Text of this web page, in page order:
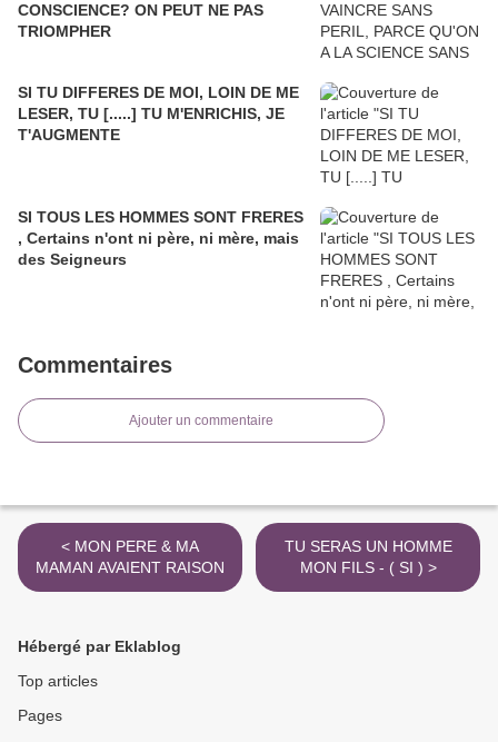
CONSCIENCE? ON PEUT NE PAS
TRIOMPHER
SI TU DIFFERES DE MOI, LOIN DE ME
LESER, TU [.....] TU M'ENRICHIS, JE
T'AUGMENTE
SI TOUS LES HOMMES SONT FRERES
, Certains n'ont ni père, ni mère, mais
des Seigneurs
Commentaires
Ajouter un commentaire
< MON PERE & MA
MAMAN AVAIENT RAISON
TU SERAS UN HOMME
MON FILS - ( SI ) >
Hébergé par Eklablog
Top articles
Pages